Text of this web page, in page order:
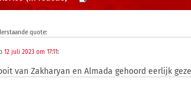
quote:
12 juli 2023 om 17:11:
van Zakharyan en Almada gehoord eerlijk